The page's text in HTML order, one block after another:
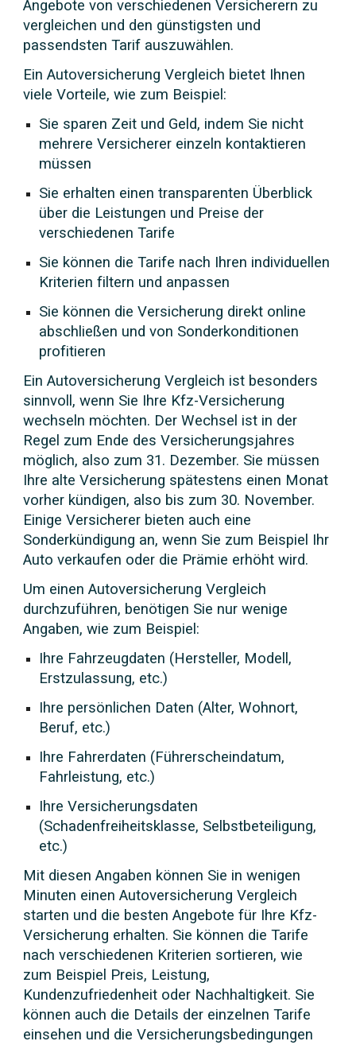
Angebote von verschiedenen Versicherern zu
vergleichen und den günstigsten und
passendsten Tarif auszuwählen.
Ein Autoversicherung Vergleich bietet Ihnen
viele Vorteile, wie zum Beispiel:
Sie sparen Zeit und Geld, indem Sie nicht
mehrere Versicherer einzeln kontaktieren
müssen
Sie erhalten einen transparenten Überblick
über die Leistungen und Preise der
verschiedenen Tarife
Sie können die Tarife nach Ihren individuellen
Kriterien filtern und anpassen
Sie können die Versicherung direkt online
abschließen und von Sonderkonditionen
profitieren
Ein Autoversicherung Vergleich ist besonders
sinnvoll, wenn Sie Ihre Kfz-Versicherung
wechseln möchten. Der Wechsel ist in der
Regel zum Ende des Versicherungsjahres
möglich, also zum 31. Dezember. Sie müssen
Ihre alte Versicherung spätestens einen Monat
vorher kündigen, also bis zum 30. November.
Einige Versicherer bieten auch eine
Sonderkündigung an, wenn Sie zum Beispiel Ihr
Auto verkaufen oder die Prämie erhöht wird.
Um einen Autoversicherung Vergleich
durchzuführen, benötigen Sie nur wenige
Angaben, wie zum Beispiel:
Ihre Fahrzeugdaten (Hersteller, Modell,
Erstzulassung, etc.)
Ihre persönlichen Daten (Alter, Wohnort,
Beruf, etc.)
Ihre Fahrerdaten (Führerscheindatum,
Fahrleistung, etc.)
Ihre Versicherungsdaten
(Schadenfreiheitsklasse, Selbstbeteiligung,
etc.)
Mit diesen Angaben können Sie in wenigen
Minuten einen Autoversicherung Vergleich
starten und die besten Angebote für Ihre Kfz-
Versicherung erhalten. Sie können die Tarife
nach verschiedenen Kriterien sortieren, wie
zum Beispiel Preis, Leistung,
Kundenzufriedenheit oder Nachhaltigkeit. Sie
können auch die Details der einzelnen Tarife
einsehen und die Versicherungsbedingungen